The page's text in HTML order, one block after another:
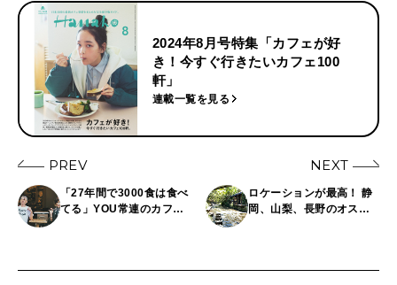
2024年8月号特集「カフェが好
き！今すぐ行きたいカフェ100
軒」
連載一覧を見る
PREV
「27年間で3000食は食べ
てる」YOU常連のカフェ
NEXT
ロケーションが最高！ 静
岡、山梨、長野のオスス